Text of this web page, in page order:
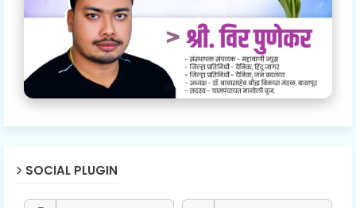
SOCIAL PLUGIN